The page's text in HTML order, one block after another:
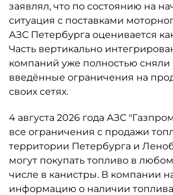
заявлял, что по состоянию на
ситуация с поставками
АЗС Петербурга оценивается
Часть вертикально
компаний уже полностью сняли
введённые ограничения на
своих сетях.
4 августа 2026 года АЗС
все ограничения с продажи
территории Петербурга и
могут покупать топливо в
числе в канистры. В компании
информацию о наличии топлива